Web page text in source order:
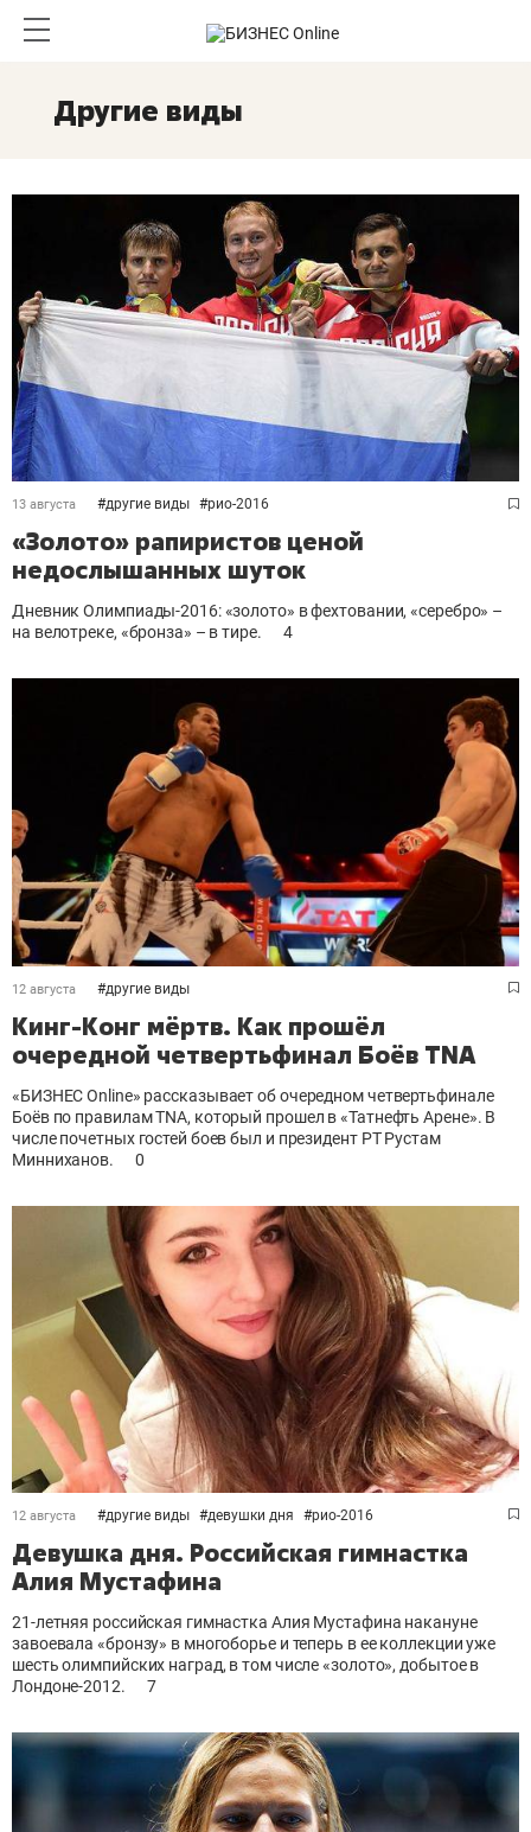
Другие виды
13 августа #другие виды #рио-2016
«Золото» рапиристов ценой
недослышанных шуток
Дневник Олимпиады-2016: «золото» в фехтовании, «серебро» –
на велотреке, «бронза» – в тире.
4
12 августа #другие виды
Кинг-Конг мёртв. Как прошёл
очередной четвертьфинал Боёв TNA
«БИЗНЕС Online» рассказывает об очередном четвертьфинале
Боёв по правилам TNA, который прошел в «Татнефть Арене». В
числе почетных гостей боев был и президент РТ Рустам
Минниханов.
0
12 августа #другие виды #девушки дня #рио-2016
Девушка дня. Российская гимнастка
Алия Мустафина
21-летняя российская гимнастка Алия Мустафина накануне
завоевала «бронзу» в многоборье и теперь в ее коллекции уже
шесть олимпийских наград, в том числе «золото», добытое в
Лондоне-2012.
7